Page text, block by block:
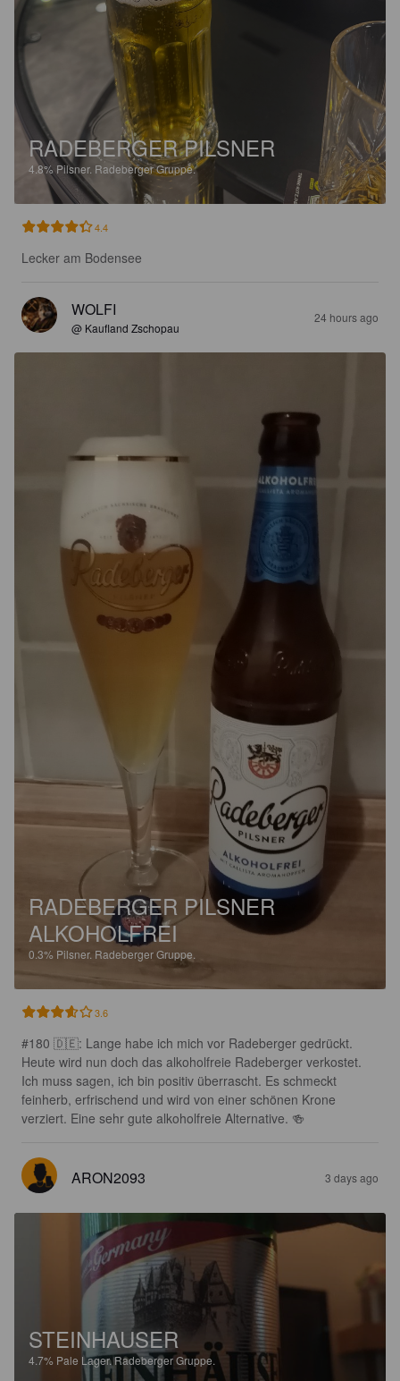
RADEBERGER PILSNER
4.8% Pilsner. Radeberger Gruppe.
4.4
Lecker am Bodensee
WOLFI
@ Kaufland Zschopau
24 hours ago
RADEBERGER PILSNER
ALKOHOLFREI
0.3% Pilsner. Radeberger Gruppe.
3.6
#180 🇩🇪: Lange habe ich mich vor Radeberger gedrückt.
Heute wird nun doch das alkoholfreie Radeberger verkostet.
Ich muss sagen, ich bin positiv überrascht. Es schmeckt
feinherb, erfrischend und wird von einer schönen Krone
verziert. Eine sehr gute alkoholfreie Alternative. 🍻
ARON2093 3 days ago
STEINHAUSER
4.7% Pale Lager.Radeberger Gruppe.